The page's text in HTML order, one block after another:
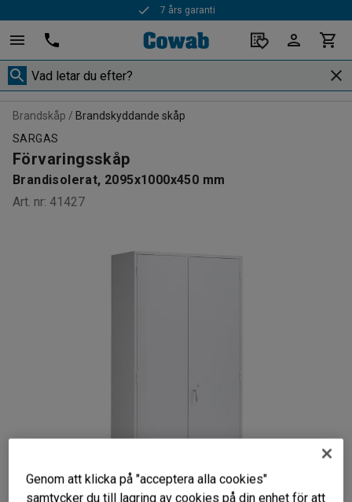
7 års garanti
Snabba leveranser
Brandskåp
Brandskyddande skåp
SARGAS
Förvaringsskåp
Brandisolerat, 2095x1000x450 mm
Art. nr: 41427
Genom att klicka på "acceptera alla cookies"
samtycker du till lagring av cookies på din enhet för att